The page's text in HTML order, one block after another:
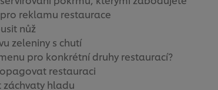
reklamu restaurace
nůž
zeleniny s chutí
pro konkrétní druhy restaurací?
restauraci
záchvaty hladu